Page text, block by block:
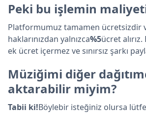
Peki bu işlemin
Platformumuz tamamen ücretsizdir
haklarınızdan yalnızca%5ücret
ek ücret içermez ve sınırsız şarkı
Müziğimi diğer
aktarabilir miyim?
Tabii ki!Böylebir isteğiniz olursa